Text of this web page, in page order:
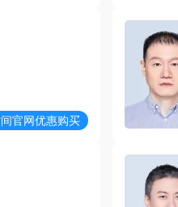
官网优惠购买